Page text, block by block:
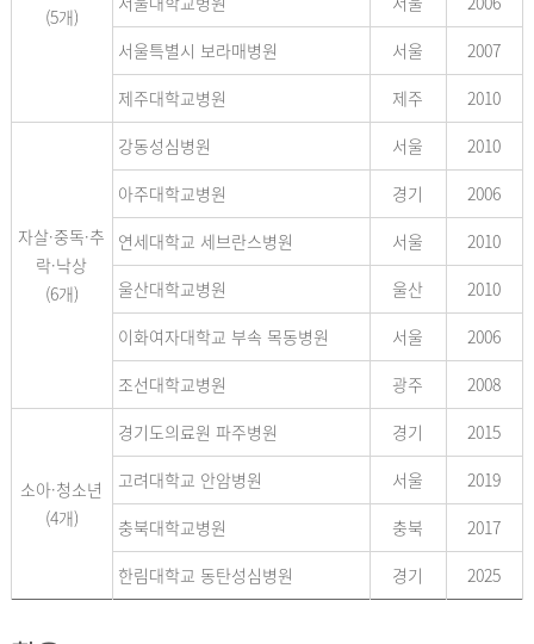
(5개)
서울특별시 보라매병원
서울
2007
제주대학교병원
제주 2010
자살·중독·추
락·낙상
(6개)
강동성심병원 서울
2010
아주대학교병원
경기
2006
연세대학교 세브란스병원
서울
2010
울산대학교병원
울산
2010
이화여자대학교 부속 목동병원
서울
2006
조선대학교병원
광주 2008
소아·청소년
(4개)
경기도의료원 파주병원 경기
2015
고려대학교 안암병원
서울
2019
충북대학교병원
충북
2017
한림대학교 동탄성심병원
경기 2025